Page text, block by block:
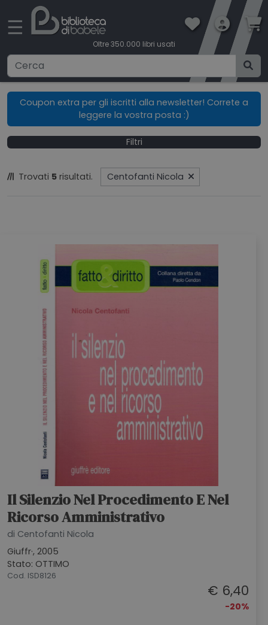
☰
Oltre 350.000 libri usati
Ricerca avanzata
HOME
BLOG
CHI SIAMO
OUTLET
NEWSLETTER
Coupon extra per gli iscritti alla newsletter! Correte a
leggere la vostra posta :)
Filtri
Trovati 5 risultati. Centofanti Nicola
Il Silenzio Nel Procedimento E Nel
Ricorso Amministrativo
di Centofanti Nicola
Giuffr·, 2005
Stato: OTTIMO
Cod. ISD8126
€ 6,40
-20%